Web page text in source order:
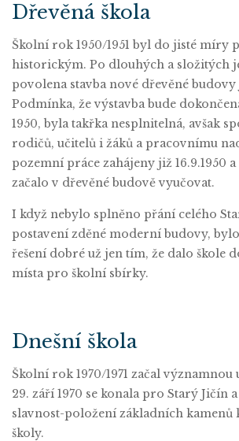
Dřevěná škola
Školní rok 1950/1951 byl do jisté míry
historickým. Po dlouhých a složitých
povolena stavba nové dřevěné
Podmínka, že výstavba bude
1950, byla takřka nesplnitelná, avšak
rodičů, učitelů i žáků a pracovnímu
pozemní práce zahájeny již 16.9.1950 a
začalo v dřevěné budově vyučovat.
I když nebylo splněno přání celého
postavení zděné moderní budovy,
řešení dobré už jen tím, že dalo škole
místa pro školní sbírky.
Dnešní škola
Školní rok 1970/1971 začal významnou
29. září 1970 se konala pro Starý Jičín
slavnost-položení základních kamenů
školy.